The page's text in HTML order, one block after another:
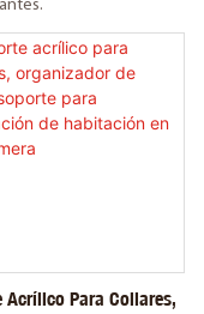
Acrílico Para Collares,